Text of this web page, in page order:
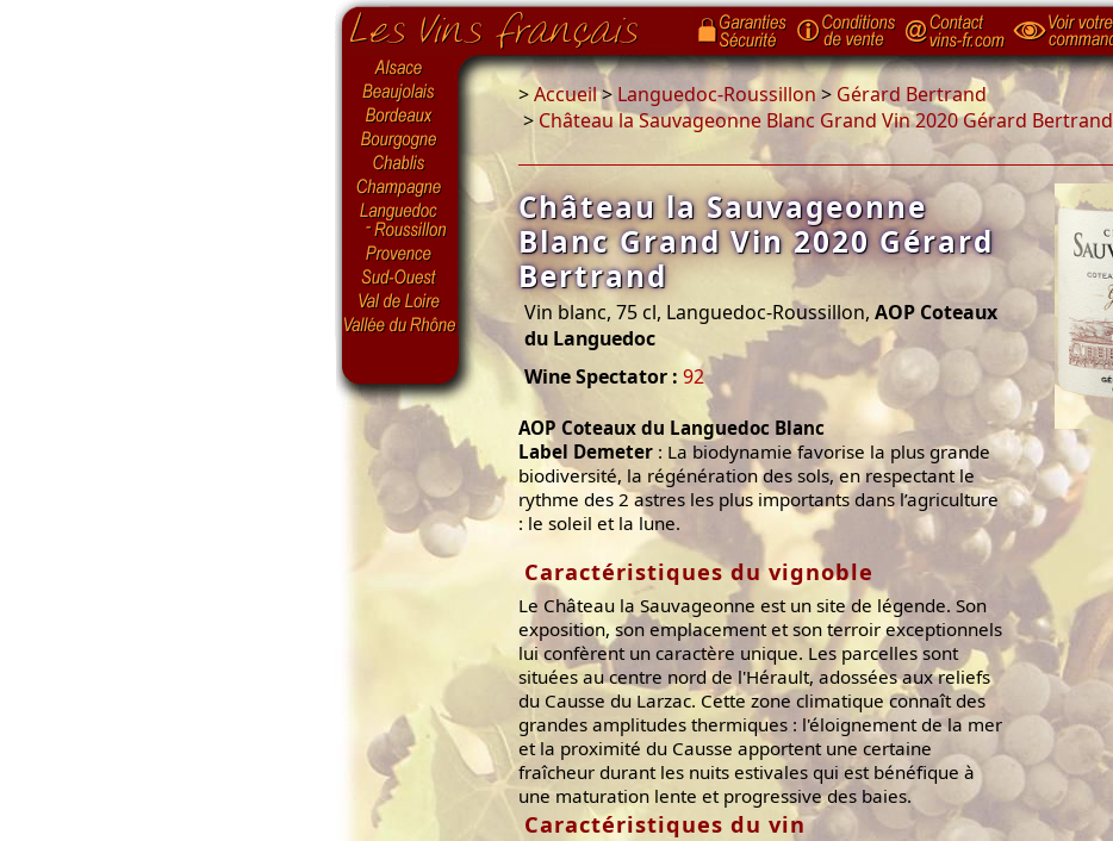
>Accueil>Languedoc-Roussillon> Gérard Bertrand
> Château la Sauvageonne Blanc Grand Vin 2020 Gérard Bertrand
Château la Sauvageonne
Blanc Grand Vin 2020 Gérard
Bertrand
Vin blanc, 75 cl, Languedoc-Roussillon, AOP Coteaux
du Languedoc
Wine Spectator : 92
AOP Coteaux du Languedoc Blanc
Label Demeter : La biodynamie favorise la plus grande
biodiversité, la régénération des sols, en respectant le
rythme des 2 astres les plus importants dans l’agriculture
: le soleil et la lune.
Caractéristiques du vignoble
Le Château la Sauvageonne est un site de légende. Son
exposition, son emplacement et son terroir exceptionnels
lui confèrent un caractère unique. Les parcelles sont
situées au centre nord de l'Hérault, adossées aux reliefs
du Causse du Larzac. Cette zone climatique connaît des
grandes amplitudes thermiques : l'éloignement de la mer
et la proximité du Causse apportent une certaine
fraîcheur durant les nuits estivales qui est bénéfique à
une maturation lente et progressive des baies.
Caractéristiques du vin